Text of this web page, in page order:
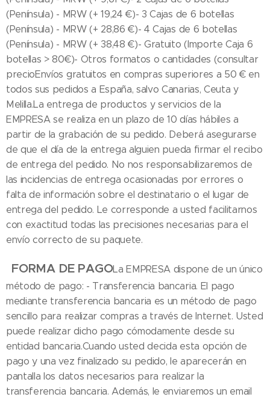
(Península) - MRW (+ 19,24 €)- 3 Cajas de 6 botellas
(Península) - MRW (+ 28,86 €)- 4 Cajas de 6 botellas
(Península) - MRW (+ 38,48 €)- Gratuito (Importe Caja 6
botellas > 80€)- Otros formatos o cantidades (consultar
precioEnvíos gratuitos en compras superiores a 50 € en
todos sus pedidos a España, salvo Canarias, Ceuta y
Melilla.La entrega de productos y servicios de la
EMPRESA se realiza en un plazo de 10 días hábiles a
partir de la grabación de su pedido. Deberá asegurarse
de que el día de la entrega alguien pueda firmar el recibo
de entrega del pedido. No nos responsabilizaremos de
las incidencias de entrega ocasionadas por errores o
falta de información sobre el destinatario o el lugar de
entrega del pedido. Le corresponde a usted facilitarnos
con exactitud todas las precisiones necesarias para el
envío correcto de su paquete.
FORMA DE PAGOLa EMPRESA dispone de un único
método de pago: - Transferencia bancaria. El pago
mediante transferencia bancaria es un método de pago
sencillo para realizar compras a través de Internet. Usted
puede realizar dicho pago cómodamente desde su
entidad bancaria.Cuando usted decida esta opción de
pago y una vez finalizado su pedido, le aparecerán en
pantalla los datos necesarios para realizar la
transferencia bancaria. Además, le enviaremos un email